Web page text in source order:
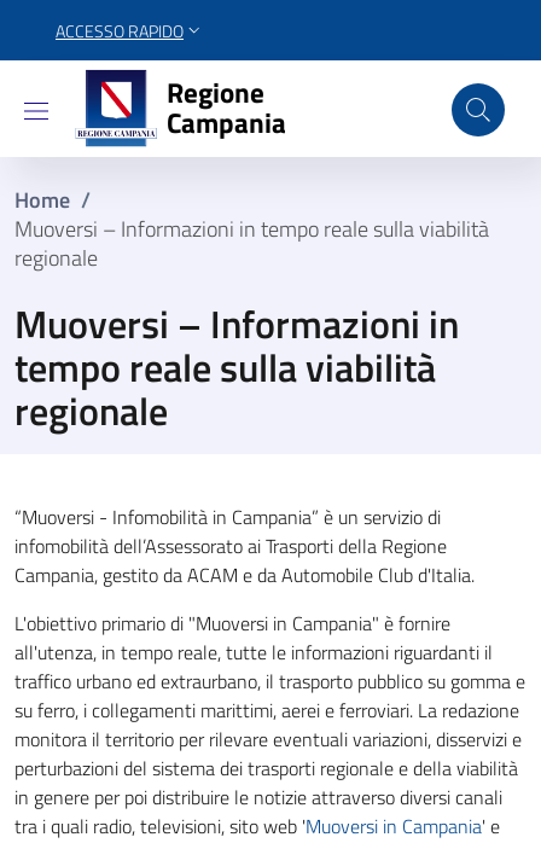
ACCESSO RAPIDO
Regione Campania
Regione
Campania
Home /
Muoversi – Informazioni in tempo reale sulla viabilità
regionale
Muoversi – Informazioni in
tempo reale sulla viabilità
regionale
“Muoversi - Infomobilità in Campania” è un servizio di
infomobilità dell’Assessorato ai Trasporti della Regione
Campania, gestito da ACAM e da Automobile Club d'Italia.
L'obiettivo primario di "Muoversi in Campania" è fornire
all'utenza, in tempo reale, tutte le informazioni riguardanti il
traffico urbano ed extraurbano, il trasporto pubblico su gomma e
su ferro, i collegamenti marittimi, aerei e ferroviari. La redazione
monitora il territorio per rilevare eventuali variazioni, disservizi e
perturbazioni del sistema dei trasporti regionale e della viabilità
in genere per poi distribuire le notizie attraverso diversi canali
tra i quali radio, televisioni, sito web 'Muoversi in Campania' e